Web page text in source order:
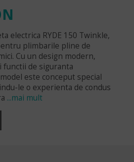
electrica RYDE 150 Twinkle,
plimbarile pline de
Cu un design modern,
functii de siguranta
este conceput special
le o experienta de condus
...mai mult